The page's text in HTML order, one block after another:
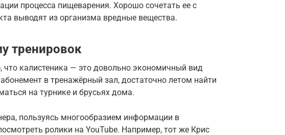
процесса пищеварения. Хорошо сочетать ее с
выводят из организма вредные вещества.
тренировок
что калистеника — это довольно экономичный вид
в тренажёрный зал, достаточно летом найти
на турнике и брусьях дома.
пользуясь многообразием информации в
ролики на YouTube. Например, тот же Крис